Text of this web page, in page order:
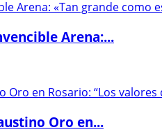
Arena:...
Oro en...